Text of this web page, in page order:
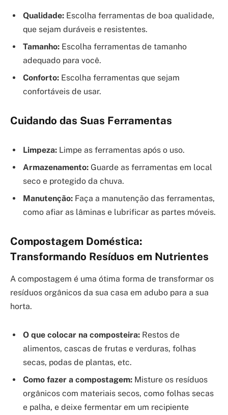
Qualidade: Escolha ferramentas de boa qualidade,
que sejam duráveis e resistentes.
Tamanho: Escolha ferramentas de tamanho
adequado para você.
Conforto: Escolha ferramentas que sejam
confortáveis de usar.
Cuidando das Suas Ferramentas
Limpeza: Limpe as ferramentas após o uso.
Armazenamento: Guarde as ferramentas em local
seco e protegido da chuva.
Manutenção: Faça a manutenção das ferramentas,
como afiar as lâminas e lubrificar as partes móveis.
Compostagem Doméstica:
Transformando Resíduos em Nutrientes
A compostagem é uma ótima forma de transformar os
resíduos orgânicos da sua casa em adubo para a sua
horta.
O que colocar na composteira: Restos de
alimentos, cascas de frutas e verduras, folhas
secas, podas de plantas, etc.
Como fazer a compostagem: Misture os resíduos
orgânicos com materiais secos, como folhas secas
e palha, e deixe fermentar em um recipiente